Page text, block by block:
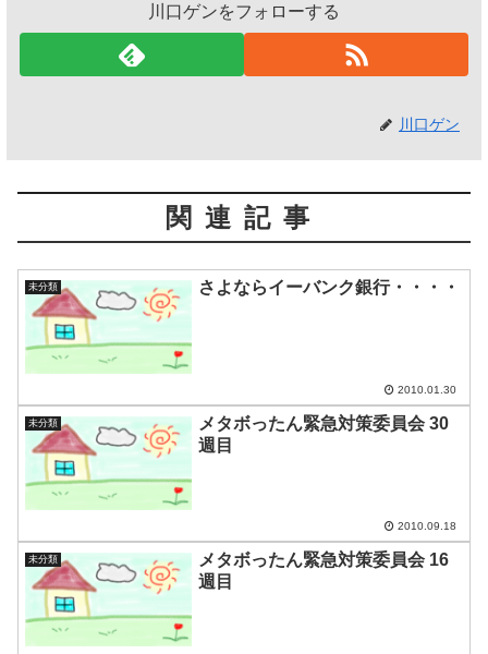
川口ゲンをフォローする
川口ゲン
関連記事
未分類 さよならイーバンク銀行・・・・
2010.01.30
未分類
メタボったん緊急対策委員会 30
週目
2010.09.18
未分類
メタボったん緊急対策委員会 16
週目